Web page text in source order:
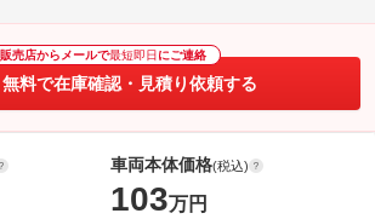
販売店からメールで最短即日 にご連絡
無料で在庫確認・見積り依頼する
車両本体価格(税込)
103万円